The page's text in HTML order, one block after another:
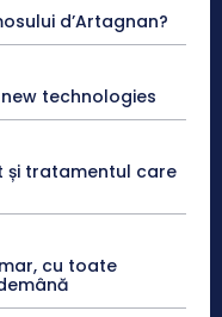
d’Artagnan?
technologies
și tratamentul care
cu toate